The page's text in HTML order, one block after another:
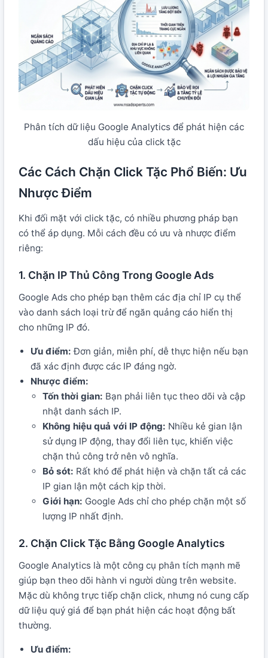
Phân tích dữ liệu Google Analytics để phát hiện các
dấu hiệu của click tặc
Các Cách Chặn Click Tặc Phổ Biến: Ưu
Nhược Điểm
Khi đối mặt với click tặc, có nhiều phương pháp bạn
có thể áp dụng. Mỗi cách đều có ưu và nhược điểm
riêng:
1. Chặn IP Thủ Công Trong Google Ads
Google Ads cho phép bạn thêm các địa chỉ IP cụ thể
vào danh sách loại trừ để ngăn quảng cáo hiển thị
cho những IP đó.
Ưu điểm: Đơn giản, miễn phí, dễ thực hiện nếu bạn
đã xác định được các IP đáng ngờ.
Nhược điểm:
Tốn thời gian: Bạn phải liên tục theo dõi và cập
nhật danh sách IP.
Không hiệu quả với IP động: Nhiều kẻ gian lận
sử dụng IP động, thay đổi liên tục, khiến việc
chặn thủ công trở nên vô nghĩa.
Bỏ sót: Rất khó để phát hiện và chặn tất cả các
IP gian lận một cách kịp thời.
Giới hạn: Google Ads chỉ cho phép chặn một số
lượng IP nhất định.
2. Chặn Click Tặc Bằng Google Analytics
Google Analytics là một công cụ phân tích mạnh mẽ
giúp bạn theo dõi hành vi người dùng trên website.
Mặc dù không trực tiếp chặn click, nhưng nó cung cấp
dữ liệu quý giá để bạn phát hiện các hoạt động bất
thường.
Ưu điểm: